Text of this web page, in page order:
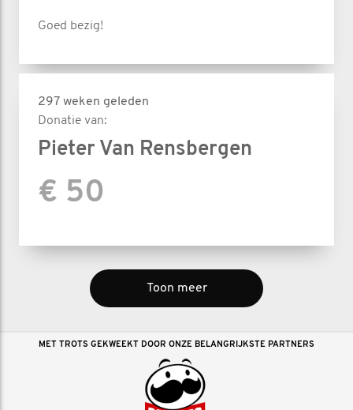
Goed bezig!
297 weken geleden
Donatie van:
Pieter Van Rensbergen
€ 50
Toon meer
MET TROTS GEKWEEKT DOOR ONZE BELANGRIJKSTE PARTNERS